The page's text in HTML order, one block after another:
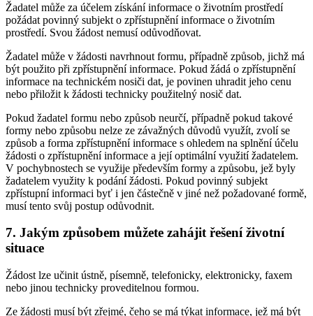
Žadatel může za účelem získání informace o životním prostředí
požádat povinný subjekt o zpřístupnění informace o životním
prostředí. Svou žádost nemusí odůvodňovat.
Žadatel může v žádosti navrhnout formu, případně způsob, jichž má
být použito při zpřístupnění informace. Pokud žádá o zpřístupnění
informace na technickém nosiči dat, je povinen uhradit jeho cenu
nebo přiložit k žádosti technicky použitelný nosič dat.
Pokud žadatel formu nebo způsob neurčí, případně pokud takové
formy nebo způsobu nelze ze závažných důvodů využít, zvolí se
způsob a forma zpřístupnění informace s ohledem na splnění účelu
žádosti o zpřístupnění informace a její optimální využití žadatelem.
V pochybnostech se využije především formy a způsobu, jež byly
žadatelem využity k podání žádosti. Pokud povinný subjekt
zpřístupní informaci byť i jen částečně v jiné než požadované formě,
musí tento svůj postup odůvodnit.
7. Jakým způsobem můžete zahájit řešení životní
situace
Žádost lze učinit ústně, písemně, telefonicky, elektronicky, faxem
nebo jinou technicky proveditelnou formou.
Ze žádosti musí být zřejmé, čeho se má týkat informace, jež má být